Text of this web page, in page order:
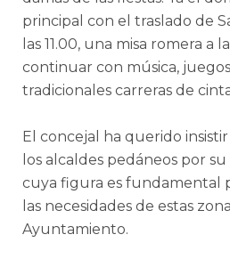
principal con el traslado de
las 11.00, una misa romera a
continuar con música,
tradicionales carreras de
El concejal ha querido
los alcaldes pedáneos por
cuya figura es fundamental
las necesidades de estas
Ayuntamiento.